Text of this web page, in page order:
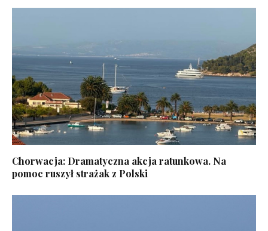
Chorwacja: Dramatyczna akcja ratunkowa. Na
pomoc ruszył strażak z Polski